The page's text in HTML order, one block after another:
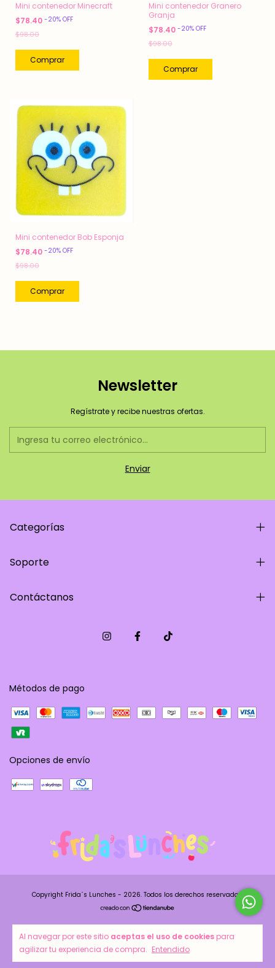
Al navegar por este sitio aceptas el uso de cookies para
agilizar tu experiencia de compra. Entendido
Mini contenedor Minecraft
$78.40 -20% OFF
$98.00
Mini contenedor Granero
Granja
$78.40 -20% OFF
$98.00
Mini contenedor Bob Esponja
$78.40 -20% OFF
$98.00
Newsletter
Regístrate y recibe nuestras ofertas.
Categorías
Soporte
Contáctanos
Métodos de pago
Opciones de envío
Copyright Frida´s Lunches - 2026. Todos los derechos reservados.